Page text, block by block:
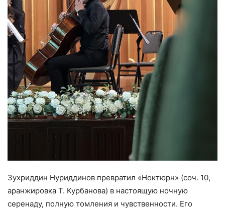
Зухриддин Нуриддинов превратил «Ноктюрн» (соч. 10,
аранжировка Т. Курбанова) в настоящую ночную
серенаду, полную томления и чувственности. Его